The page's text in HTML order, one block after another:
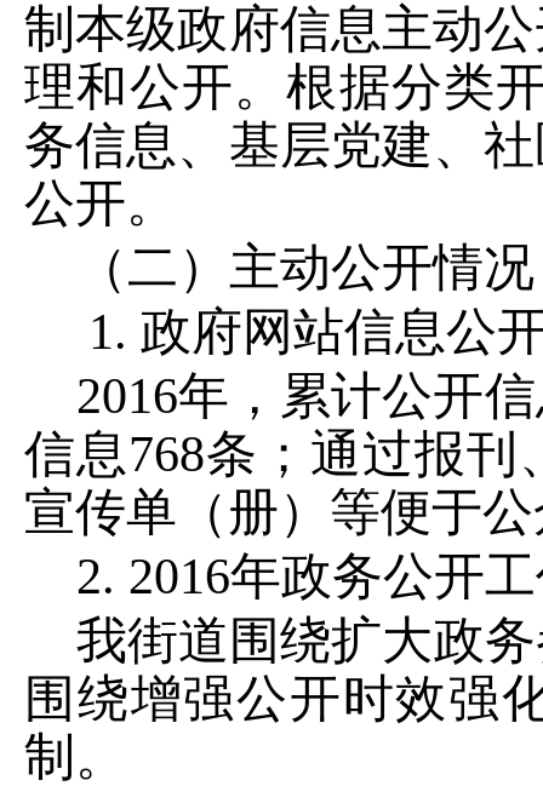
制本级政府信息主动
理和公开。根据分类
务信息、基层党建、
公开。
（二）主动公开情况
1. 政府网站信息公
2016年，累计公开
信息768条；通过报刊
宣传单（册）等便于
2. 2016年政务公开
我街道围绕扩大政
围绕增强公开时效强
制。